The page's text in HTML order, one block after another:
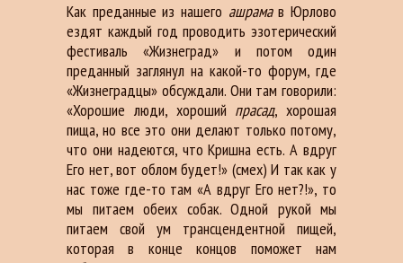
Как преданные из нашего ашрамав Юрлово
ездят каждый год проводить эзотерический
фестиваль «Жизнеград» и потом один
преданный заглянул на какой-то форум, где
«Жизнеградцы» обсуждали. Они там говорили:
«Хорошие люди, хороший прасад, хорошая
пища, но все это они делают только потому,
что они надеются, что Кришна есть. А вдруг
Его нет, вот облом будет!» (смех) И так как у
нас тоже где-то там «А вдруг Его нет?!», то
мы питаем обеих собак. Одной рукой мы
питаем свой ум трансцендентной пищей,
которая в конце концов поможет нам